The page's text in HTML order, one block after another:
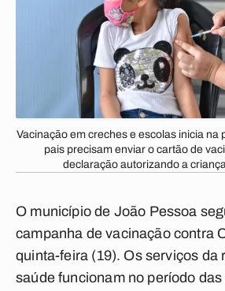
Vacinação em creches e escolas inicia na
pais precisam enviar o cartão de
declaração autorizando a
O município de João Pessoa
campanha de vacinação contra
quinta-feira (19). Os serviços da
saúde funcionam no período das